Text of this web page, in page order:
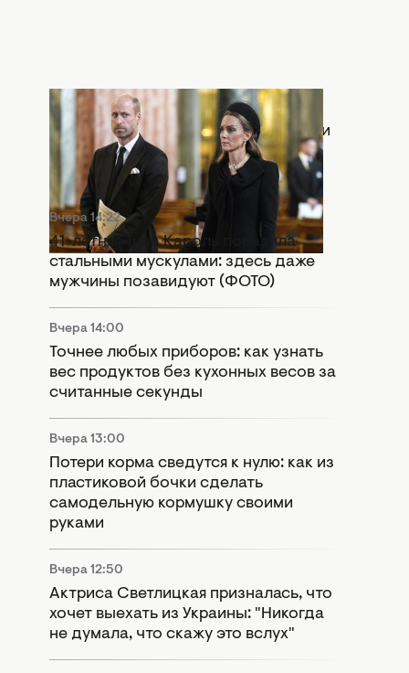
Вчера 15:55
Раскол в монархии: Кейт Миддлтон и
принц Уильям попали в громкий
скандал
Вчера 14:22
41-летняя Тина Кароль поразила
стальными мускулами: здесь даже
мужчины позавидуют (ФОТО)
Вчера 14:00
Точнее любых приборов: как узнать
вес продуктов без кухонных весов за
считанные секунды
Вчера 13:00
Потери корма сведутся к нулю: как из
пластиковой бочки сделать
самодельную кормушку своими
руками
Вчера 12:50
Актриса Светлицкая призналась, что
хочет выехать из Украины: "Никогда
не думала, что скажу это вслух"